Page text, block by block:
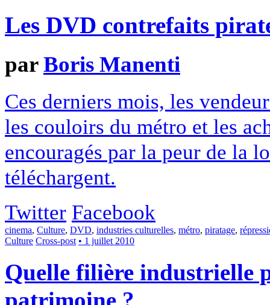
Les DVD contrefaits
parBoris Manenti
Ces derniers mois, les
les couloirs du métro et les
encouragés par la peur de la
téléchargent.
Twitter Facebook
cinema, Culture, DVD, industries culturelles, métro, piratage,
Culture Cross-post • 1 juillet 2010
Quelle filière industrielle